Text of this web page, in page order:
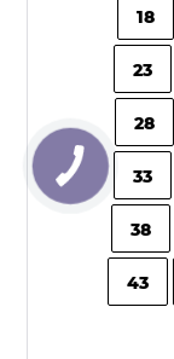
18
23
28
33
38
43